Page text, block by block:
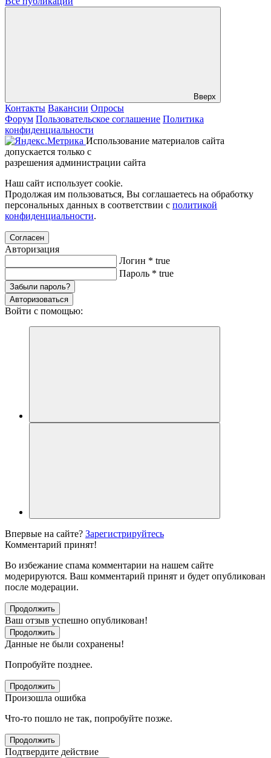
Вверх
Контакты Вакансии Опросы
Форум Пользовательское соглашение Политика
конфиденциальности
Использование материалов сайта
допускается только с
разрешения администрации сайта
Наш сайт использует cookie.
Продолжая им пользоваться, Вы соглашаетесь на обработку
персональных данных в соответствии с политикой
конфиденциальности.
Согласен
Авторизация
Логин * true
Пароль * true
Забыли пароль?
Авторизоваться
Войти с помощью:
Впервые на сайте? Зарегистрируйтесь
Комментарий принят!
Во избежание спама комментарии на нашем сайте
модерируются. Ваш комментарий принят и будет опубликован
после модерации.
Продолжить
Ваш отзыв успешно опубликован!
Продолжить
Данные не были сохранены!
Попробуйте позднее.
Продолжить
Произошла ошибка
Что-то пошло не так, попробуйте позже.
Продолжить
Подтвердите действие